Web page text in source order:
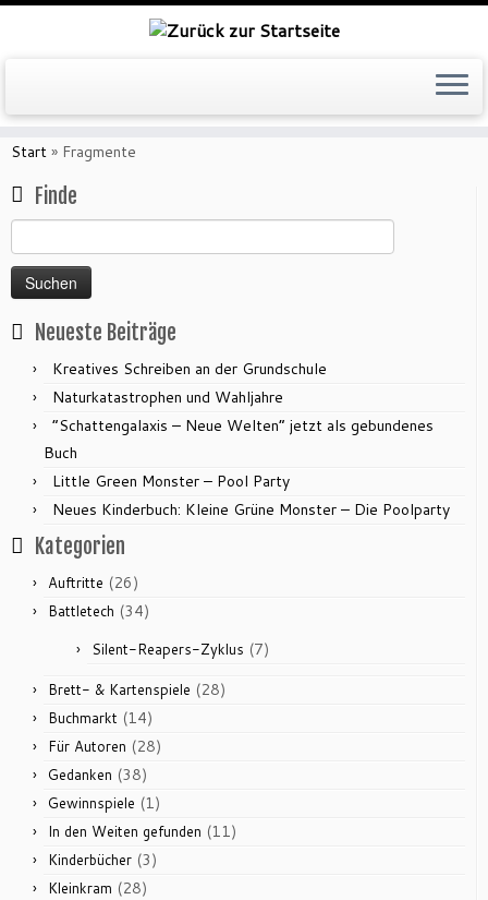
Zum
Inhalt
Start » Fragmente
Finde
nach:
Neueste Beiträge
Kreatives Schreiben an der Grundschule
Naturkatastrophen und Wahljahre
“Schattengalaxis – Neue Welten” jetzt als gebundenes
Buch
Little Green Monster – Pool Party
Neues Kinderbuch: Kleine Grüne Monster – Die Poolparty
Kategorien
Auftritte (26)
Battletech (34)
Silent-Reapers-Zyklus (7)
Brett- & Kartenspiele (28)
Buchmarkt (14)
Für Autoren (28)
Gedanken (38)
Gewinnspiele (1)
In den Weiten gefunden (11)
Kinderbücher (3)
Kleinkram (28)